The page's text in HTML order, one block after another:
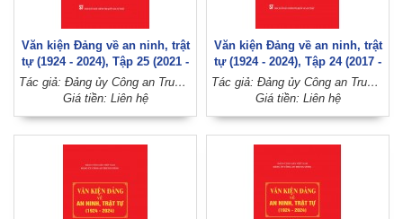
Văn kiện Đảng về an ninh, trật
tự (1924 - 2024), Tập 25 (2021 -
2024)
Tác giả: Đảng ủy Công an Trung ương (Đảng Cộng sản Việt Nam)
Giá tiền: Liên hệ
Văn kiện Đảng về an ninh, trật
tự (1924 - 2024), Tập 24 (2017 -
2020)
Tác giả: Đảng ủy Công an Trung ương (Đảng Cộng sản Việt Nam)
Giá tiền: Liên hệ